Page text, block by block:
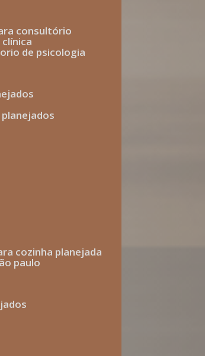
consultório
clínica
de psicologia
planejados
cozinha planejada
paulo